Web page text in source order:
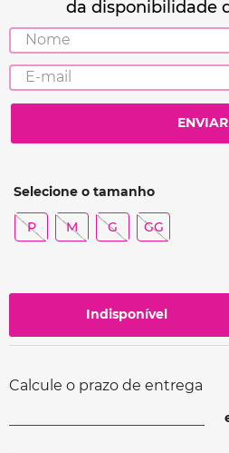
ENVIAR
P M G GG
Indisponível
Calcule o prazo de entrega